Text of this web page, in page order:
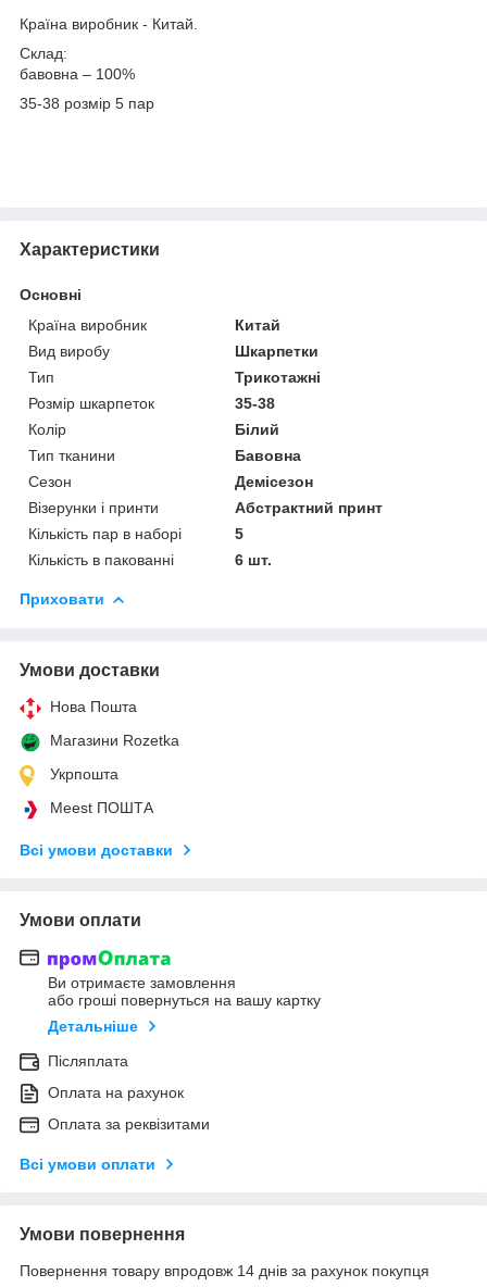
Країна виробник - Китай.
Склад:
бавовна – 100%
35-38 розмір 5 пар
Характеристики
Основні
Країна виробник
Китай
Вид виробу
Шкарпетки
Тип
Трикотажні
Розмір шкарпеток
35-38
Колір
Білий
Тип тканини
Бавовна
Сезон
Демісезон
Візерунки і принти
Абстрактний принт
Кількість пар в наборі
5
Кількість в пакованні
6 шт.
Приховати
Умови доставки
Нова Пошта
Магазини Rozetka
Укрпошта
Meest ПОШТА
Всі умови доставки
Умови оплати
Ви отримаєте замовлення
або гроші повернуться на вашу картку
Детальніше
Післяплата
Оплата на рахунок
Оплата за реквізитами
Всі умови оплати
Умови повернення
Повернення товару впродовж 14 днів за рахунок покупця